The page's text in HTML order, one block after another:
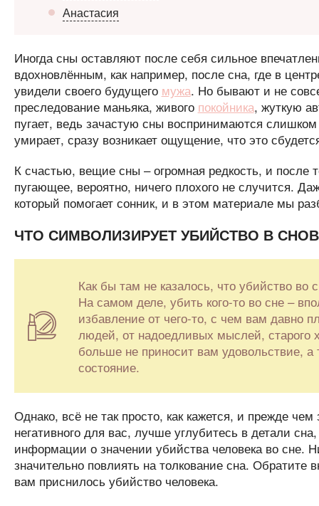
Анастасия
Иногда сны оставляют после себя сильное
вдохновлённым, как например, после сна, где в
увидели своего будущего мужа. Но бывают и не
преследование маньяка, живого покойника, жуткую
пугает, ведь зачастую сны воспринимаются
умирает, сразу возникает ощущение, что это
К счастью, вещие сны – огромная редкость, и после
пугающее, вероятно, ничего плохого не случится.
который помогает сонник, и в этом материале мы
ЧТО СИМВОЛИЗИРУЕТ УБИЙСТВО В
Как бы там не казалось, что убийство во
На самом деле, убить кого-то во сне –
избавление от чего-то, с чем вам давно
людей, от надоедливых мыслей, старого
больше не приносит вам удовольствие,
состояние.
Однако, всё не так просто, как кажется, и прежде
негативного для вас, лучше углубитесь в детали
информации о значении убийства человека во сне.
значительно повлиять на толкование сна.
вам приснилось убийство человека.